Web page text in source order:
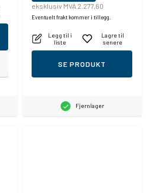
eksklusiv MVA 2.277,60
Eventuelt frakt kommer i tillegg.
Legg til i
liste
Lagre til
senere
SE PRODUKT
Fjernlager